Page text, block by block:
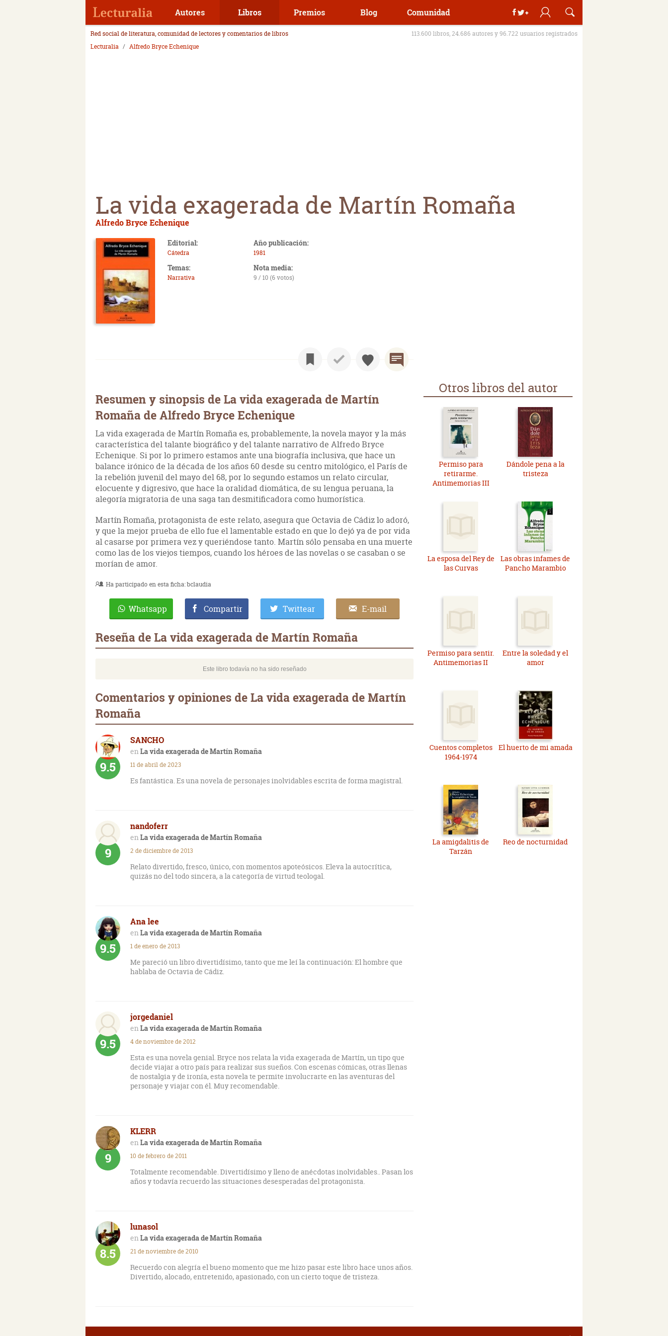
Autores Libros Premios Blog Comunidad
Red social de literatura, comunidad de lectores y comentarios de libros
113.600 libros, 24.686 autores y 96.722 usuarios registrados
Lecturalia
Alfredo Bryce Echenique
La vida exagerada de Martín Romaña
Alfredo Bryce Echenique
Editorial:
Cátedra
Año publicación:
1981
Temas:
Narrativa
Nota media:
9 / 10 (6 votos)
Resumen y sinopsis de La vida exagerada de Martín
Romaña de Alfredo Bryce Echenique
La vida exagerada de Martín Romaña es, probablemente, la novela mayor y la más
característica del talante biográfico y del talante narrativo de Alfredo Bryce
Echenique. Si por lo primero estamos ante una biografía inclusiva, que hace un
balance irónico de la década de los años 60 desde su centro mitológico, el París de
la rebelión juvenil del mayo del 68, por lo segundo estamos un relato circular,
elocuente y digresivo, que hace la oralidad diomática, de su lengua peruana, la
alegoría migratoria de una saga tan desmitificadora como humorística.
Martín Romaña, protagonista de este relato, asegura que Octavia de Cádiz lo adoró,
y que la mejor prueba de ello fue el lamentable estado en que lo dejó ya de por vida
al casarse por primera vez y queriéndose tanto. Martín sólo pensaba en una muerte
como las de los viejos tiempos, cuando los héroes de las novelas o se casaban o se
morían de amor.
Ha participado en esta ficha:bclaudia
Whatsapp Compartir Twittear E-mail
Reseña de La vida exagerada de Martín Romaña
Este libro todavía no ha sido reseñado
Comentarios y opiniones de La vida exagerada de Martín
Romaña
SANCHO
La vida exagerada de Martín Romaña
9.5 11 de abril de 2023
Es fantástica. Es una novela de personajes inolvidables escrita de forma magistral.
nandoferr
La vida exagerada de Martín Romaña
9 2 de diciembre de 2013
Relato divertido, fresco, único, con momentos apoteósicos. Eleva la autocrítica,
quizás no del todo sincera, a la categoría de virtud teologal.
Ana lee
La vida exagerada de Martín Romaña
9.5 1 de enero de 2013
Me pareció un libro divertidísimo, tanto que me leí la continuación: El hombre que
hablaba de Octavia de Cádiz.
jorgedaniel
La vida exagerada de Martín Romaña
9.5 4 de noviembre de 2012
Esta es una novela genial. Bryce nos relata la vida exagerada de Martín, un tipo que
decide viajar a otro país para realizar sus sueños. Con escenas cómicas, otras llenas
de nostalgia y de ironía, esta novela te permite involucrarte en las aventuras del
personaje y viajar con él. Muy recomendable.
KLERR
La vida exagerada de Martín Romaña
9 10 de febrero de 2011
Totalmente recomendable. Divertidísimo y lleno de anécdotas inolvidables.. Pasan los
años y todavía recuerdo las situaciones desesperadas del protagonista.
lunasol
La vida exagerada de Martín Romaña
8.5 21 de noviembre de 2010
Recuerdo con alegría el bueno momento que me hizo pasar este libro hace unos años.
Divertido, alocado, entretenido, apasionado, con un cierto toque de tristeza.
Otros libros del autor
Permiso para
retirarme.
Antimemorias III
Dándole pena a la
tristeza
La esposa del Rey de
las Curvas
Las obras infames de
Pancho Marambio
Permiso para sentir.
Antimemorias II
Entre la soledad y el
amor
Cuentos completos
1964-1974
El huerto de mi amada
La amigdalitis de
Tarzán
Reo de nocturnidad